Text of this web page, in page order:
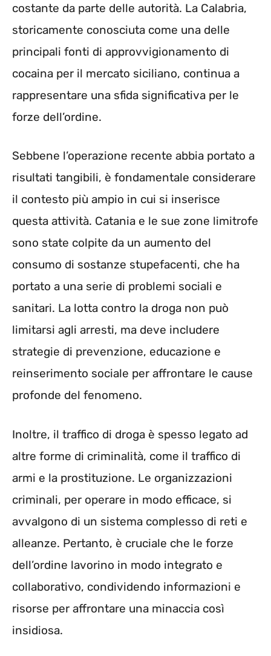
costante da parte delle autorità. La Calabria,
storicamente conosciuta come una delle
principali fonti di approvvigionamento di
cocaina per il mercato siciliano, continua a
rappresentare una sfida significativa per le
forze dell’ordine.
Sebbene l’operazione recente abbia portato a
risultati tangibili, è fondamentale considerare
il contesto più ampio in cui si inserisce
questa attività. Catania e le sue zone limitrofe
sono state colpite da un aumento del
consumo di sostanze stupefacenti, che ha
portato a una serie di problemi sociali e
sanitari. La lotta contro la droga non può
limitarsi agli arresti, ma deve includere
strategie di prevenzione, educazione e
reinserimento sociale per affrontare le cause
profonde del fenomeno.
Inoltre, il traffico di droga è spesso legato ad
altre forme di criminalità, come il traffico di
armi e la prostituzione. Le organizzazioni
criminali, per operare in modo efficace, si
avvalgono di un sistema complesso di reti e
alleanze. Pertanto, è cruciale che le forze
dell’ordine lavorino in modo integrato e
collaborativo, condividendo informazioni e
risorse per affrontare una minaccia così
insidiosa.